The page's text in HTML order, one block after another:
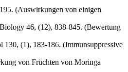
(Auswirkungen von einigen
46, (12), 838-845. (Bewertung
130, (1), 183-186. (Immunsuppressive
von Früchten von Moringa